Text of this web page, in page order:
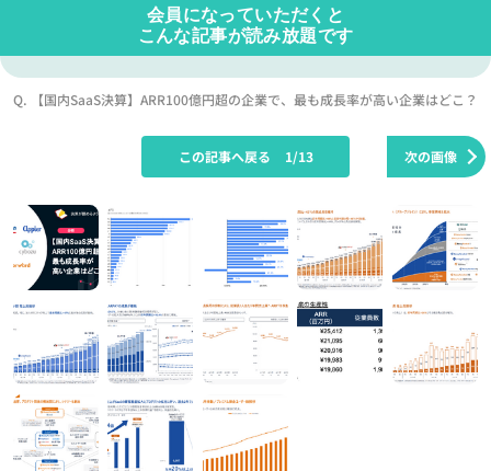
会員になっていただくと
こんな記事が読み放題です
Q. 【国内SaaS決算】ARR100億円超の企業で、最も成長率が高い企業はどこ？
次の画像
この記事へ戻る 1/13